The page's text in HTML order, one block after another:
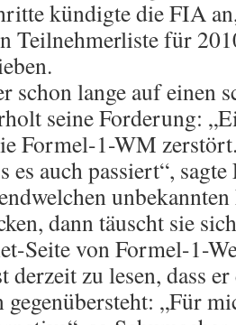
kündigte die FIA
Teilnehmerliste für
schon lange auf einen
seine Forderung:
Formel-1-WM
es auch passiert“,
unbekannten
dann täuscht sie
Seite von Formel-1-
derzeit zu lesen, dass
gegenübersteht: „Für